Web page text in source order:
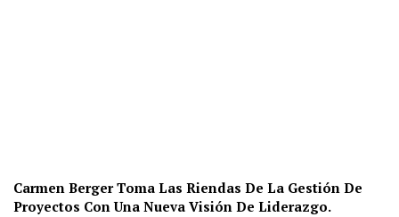
Carmen Berger Toma Las Riendas De La Gestión De
Proyectos Con Una Nueva Visión De Liderazgo.